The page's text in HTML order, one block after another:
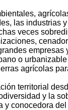
las industrias
veces
o
agrícolas
territorial
y la
y conocedora